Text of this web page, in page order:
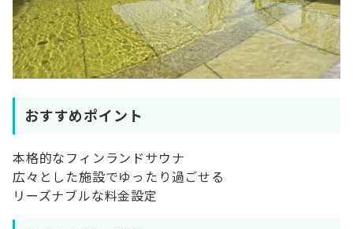
おすすめポイント
本格的なフィンランドサウナ
広々とした施設でゆったり過ごせる
リーズナブルな料金設定